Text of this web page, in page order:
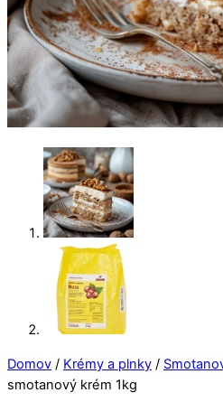
Domov / Krémy a plnky /
smotanový krém 1kg